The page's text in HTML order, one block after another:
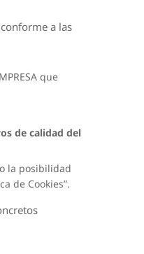
a las
que
de calidad del
la posibilidad
de Cookies”.